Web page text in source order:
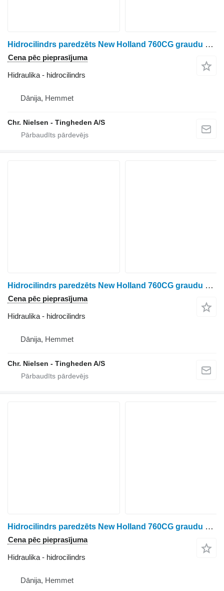
Hidrocilindrs paredzēts New Holland 760CG graudu hedera
Cena pēc pieprasījuma
Hidraulika - hidrocilindrs
Dānija, Hemmet
Chr. Nielsen - Tingheden A/S
Hidrocilindrs paredzēts New Holland 760CG graudu hedera
Cena pēc pieprasījuma
Hidraulika - hidrocilindrs
Dānija, Hemmet
Chr. Nielsen - Tingheden A/S
Hidrocilindrs paredzēts New Holland 760CG graudu hedera
Cena pēc pieprasījuma
Hidraulika - hidrocilindrs
Dānija, Hemmet